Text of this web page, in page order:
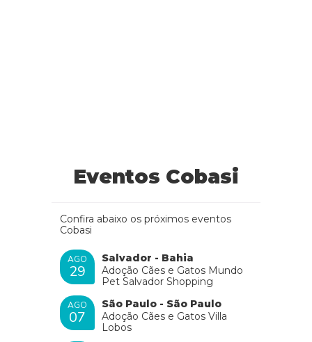
Eventos Cobasi
Confira abaixo os próximos eventos
Cobasi
AGO
29
Salvador - Bahia
Adoção Cães e Gatos Mundo
Pet Salvador Shopping
AGO
07
São Paulo - São Paulo
Adoção Cães e Gatos Villa
Lobos